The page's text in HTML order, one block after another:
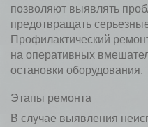
позволяют выявлять
предотвращать
Профилактический
на оперативных
остановки оборудования.
Этапы ремонта
В случае выявления